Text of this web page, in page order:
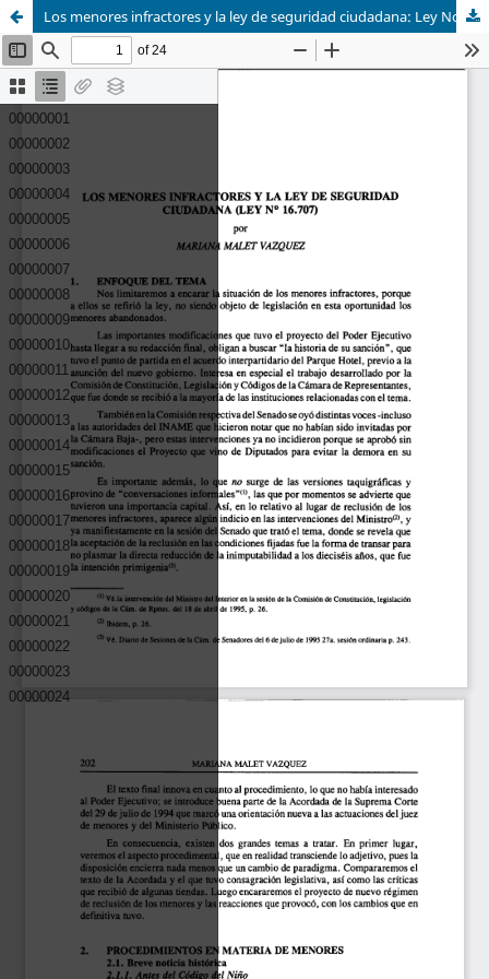
Los menores infractores y la ley de seguridad ciudadana: Ley No.16.707